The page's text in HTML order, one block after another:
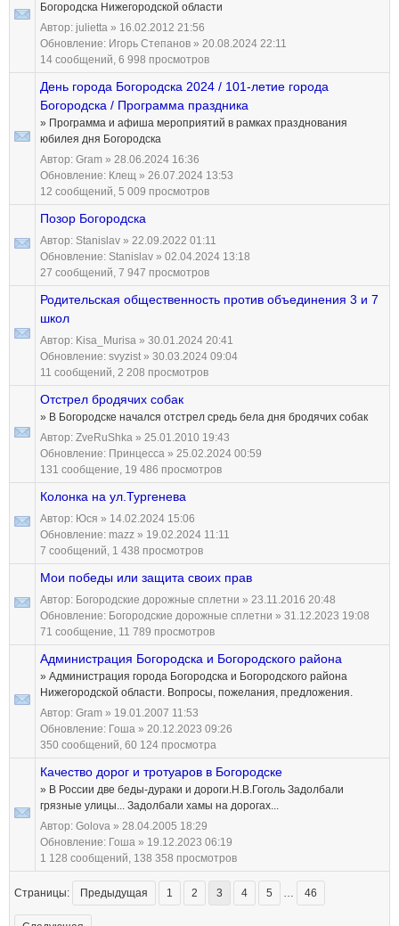
Богородска Нижегородской области
Автор: julietta » 16.02.2012 21:56
Обновление: Игорь Степанов » 20.08.2024 22:11
14 сообщений, 6 998 просмотров
День города Богородска 2024 / 101-летие города
Богородска / Программа праздника
» Программа и афиша мероприятий в рамках празднования
юбилея дня Богородска
Автор: Gram » 28.06.2024 16:36
Обновление: Клещ » 26.07.2024 13:53
12 сообщений, 5 009 просмотров
Позор Богородска
Автор: Stanislav » 22.09.2022 01:11
Обновление: Stanislav » 02.04.2024 13:18
27 сообщений, 7 947 просмотров
Родительская общественность против объединения 3 и 7
школ
Автор: Kisa_Murisa » 30.01.2024 20:41
Обновление: svyzist» 30.03.2024 09:04
11 сообщений, 2 208 просмотров
Отстрел бродячих собак
» В Богородске начался отстрел средь бела дня бродячих собак
Автор: ZveRuShka » 25.01.2010 19:43
Обновление: Принцесса » 25.02.2024 00:59
131 сообщение, 19 486 просмотров
Колонка на ул.Тургенева
Автор: Юся » 14.02.2024 15:06
Обновление: mazz » 19.02.2024 11:11
7 сообщений, 1 438 просмотров
Мои победы или защита своих прав
Автор: Богородские дорожные сплетни » 23.11.2016 20:48
Обновление: Богородские дорожные сплетни » 31.12.2023 19:08
71 сообщение, 11 789 просмотров
Администрация Богородска и Богородского района
» Администрация города Богородска и Богородского района
Нижегородской области. Вопросы, пожелания, предложения.
Автор: Gram » 19.01.2007 11:53
Обновление: Гоша » 20.12.2023 09:26
350 сообщений, 60 124 просмотра
Качество дорог и тротуаров в Богородске
» В России две беды-дураки и дороги.Н.В.Гоголь Задолбали
грязные улицы... Задолбали хамы на дорогах...
Автор: Golova » 28.04.2005 18:29
Обновление: Гоша » 19.12.2023 06:19
1 128 сообщений, 138 358 просмотров
Страницы: Предыдущая 1 2 3 4 5 … 46